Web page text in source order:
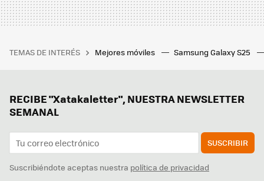
TEMAS DE INTERÉS Mejores móviles Samsung Galaxy S25
RECIBE "Xatakaletter", NUESTRA NEWSLETTER
SEMANAL
SUSCRIBIR
Suscribiéndote aceptas nuestra política de privacidad